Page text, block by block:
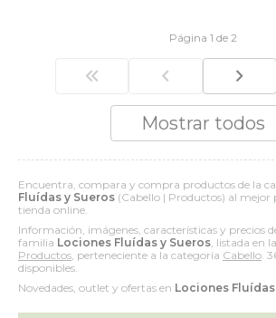
Encuentra, compara y compra productos de la
Fluídas y Sueros (Cabello | Productos) al mejor
tienda online.
Información, imágenes, características y precios
familia Lociones Fluídas y Sueros, listada en
Productos, perteneciente a la categoría Cabello.
disponibles.
Novedades, outlet y ofertas en Lociones
Página 1 de 2
Mostrar todos